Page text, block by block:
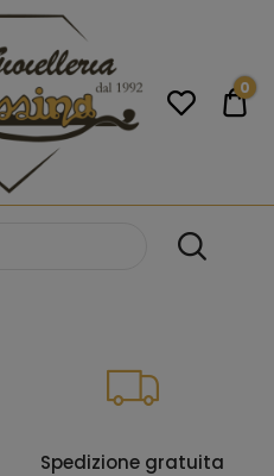
online i migliori
0
Spedizione gratuita